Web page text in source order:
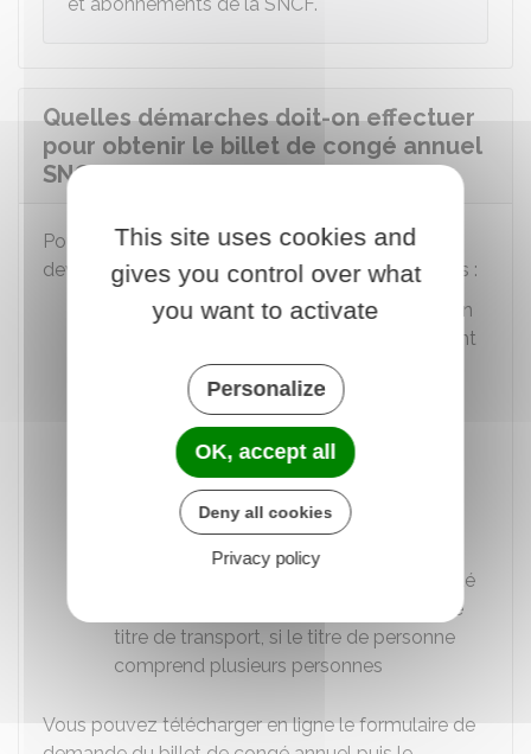
Quelles démarches doit-on effectuer
pour obtenir le billet de congé annuel
SNCF ?
Pour faire établir vos titres de transport, vous
devez effectuertoutesles démarches suivantes :
Télécharger le formulaire de demande en
ligne, l'imprimer, le renseigner en précisant
vos trajets et vos accompagnateurs
Joindre tout document permettant de
justifier votre droit au bénéfice du billet
(certificat de l'employeur attestant la
nature de l'emploi et l'octroi d'un congé
payé, par exemple)
Joindre les pièces prouvant votre parenté
avec les autres personnes figurant sur le
titre de transport, si le titre de personne
comprend plusieurs personnes
Vous pouvez télécharger en ligne le formulaire de
This site uses cookies and
gives you control over what
you want to activate
Personalize
OK, accept all
Deny all cookies
Privacy policy